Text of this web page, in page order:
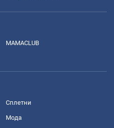
MAMACLUB
Сплетни
Мода